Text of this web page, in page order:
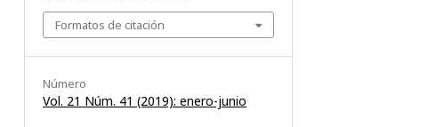
Formatos de citación
Número
Vol. 21 Núm. 41 (2019): enero-junio